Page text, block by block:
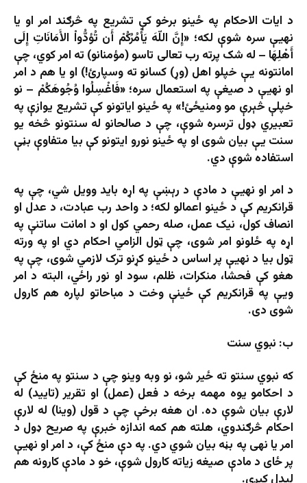
د ایات الاحکام په ځینو برخو کې تشریع په څرګند امر او یا
نهیې سره شوې لکه؛ «إِنَّ اللّهَ يَأْمُرُكُمْ أَن تُؤدُّواْ الأَمَانَاتِ إِلَى
أَهْلِهَا – له شک پرته رب تعالی تاسو (مؤمنانو) ته امر کوي، چې
امانتونه یې خپلو اهل (وړ) کسانو ته وسپارئ!) او یا هم د امر
او نهیې د صیغې په استعمال سره؛ «فَاغْسِلُوا وُجُوهَكُمْ – نو
خپلې څېرې مو ومنیځئ!» په ځینو ایاتونو کې تشریع یوازې په
تعبیري ډول ترسره شوې، چې د صالحانو له سنتونو څخه یو
سنت یې بیان شوی او په ځينو نورو ایتونو کې بیا متفاوې بڼې
استفاده شوې دي.
د امر او نهیې د مادې د رېښې په اړه باید وویل شي، چې په
قرانکریم کې د ځینو اعمالو لکه؛ د واحد رب عبادت، د عدل او
انصاف کول، نیک عمل، صله رحمي کول او د امانت ساتنې په
اړه په ځلونو امر شوی، چې ټول الزامي احکام دي او په ورته
ټول بیا د نهيې پر اساس د ځینو کړنو ترک لازمي شوی، چې په
هغو کې فحشا، منکرات، ظلم، سود او نور راځي، البته د امر
ویې په قرانکریم کې ځینې وخت د مباحاتو لپاره هم کارول
شوی دی.
ب: نبوي سنت
که نبوي سنتو ته ځیر شو، نو وبه وینو چې د سنتو په منځ کې
د احکامو یوه مهمه برخه د فعل (عمل) او تقریر (تایید) له
لارې بیان شوې ده. ان هغه برخې چې د قول (وینا) له لارې
احکام څرګندوي، هلته هم کمه اندازه خبرې په صریح ډول د
امر یا نهی په بڼه بیان شوي دي. په دې منځ کې، د امر او نهیې
پر ځای د مادې صیغه زیاته کارول شوې، خو د مادې کارونه هم